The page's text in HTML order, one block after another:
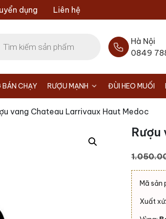
dụng Liên hệ
Hà Nội
0849 788
BÁN CHẠY RƯỢU MẠNH ĐÙI HEO MUỐI
vang Chateau Larrivaux Haut Medoc
Mã sản
Xuất xứ: